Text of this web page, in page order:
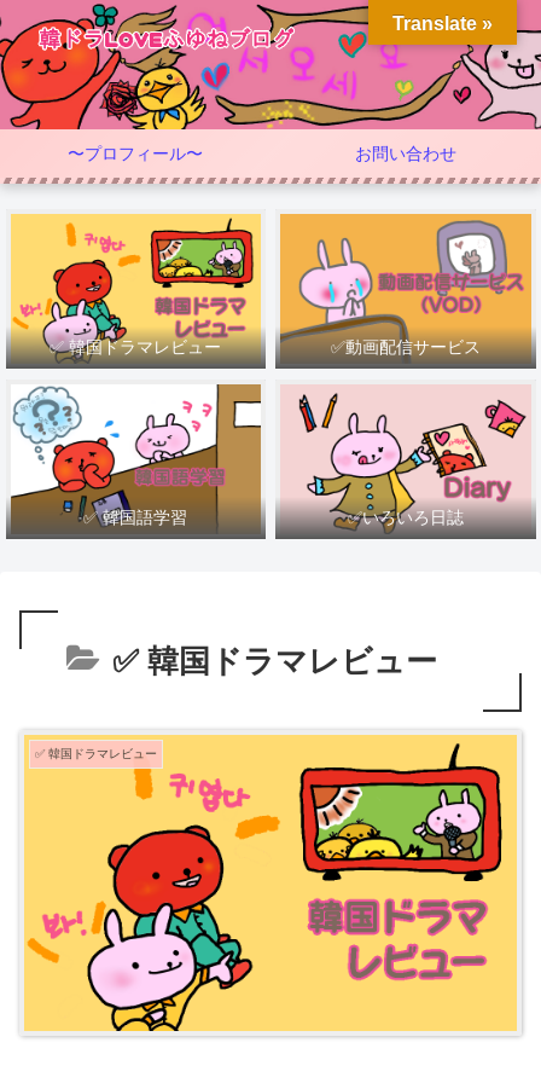
〜プロフィール〜 お問い合わせ
✅ 韓国ドラマレビュー ✅動画配信サービス
✅ 韓国語学習 ✅いろいろ日誌
✅ 韓国ドラマレビュー
✅ 韓国ドラマレビュー
Translate »